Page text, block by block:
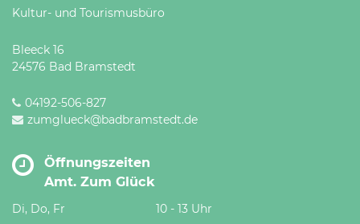
Kultur- und Tourismusbüro
Bleeck 16
24576 Bad Bramstedt
04192-506-827
zumglueck@badbramstedt.de
Öffnungszeiten
Amt. Zum Glück
Di, Do, Fr 10 - 13 Uhr